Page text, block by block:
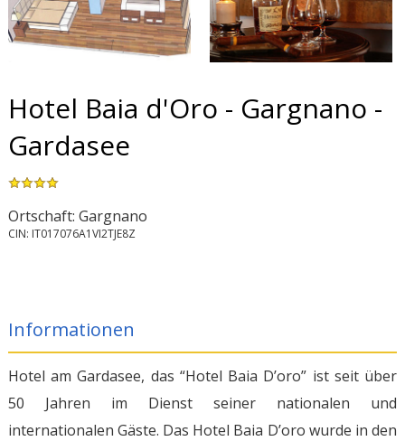
Hotel Baia d'Oro - Gargnano -
Gardasee
Ortschaft: Gargnano
CIN: IT017076A1VI2TJE8Z
Informationen
Hotel am Gardasee, das “Hotel Baia D’oro” ist seit über
50 Jahren im Dienst seiner nationalen und
internationalen Gäste. Das Hotel Baia D’oro wurde in den